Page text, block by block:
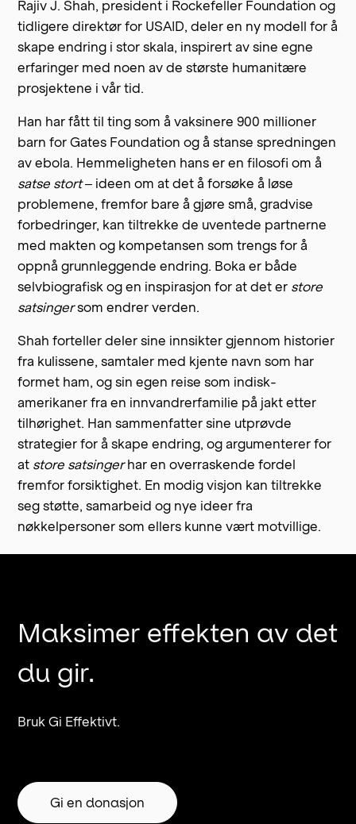
Rajiv J. Shah, president i Rockefeller Foundation og
tidligere direktør for USAID, deler en ny modell for å
skape endring i stor skala, inspirert av sine egne
erfaringer med noen av de største humanitære
prosjektene i vår tid.
Han har fått til ting som å vaksinere 900 millioner
barn for Gates Foundation og å stanse spredningen
av ebola. Hemmeligheten hans er en filosofi om å
satse stort– ideen om at det å forsøke å løse
problemene, fremfor bare å gjøre små, gradvise
forbedringer, kan tiltrekke de uventede partnerne
med makten og kompetansen som trengs for å
oppnå grunnleggende endring. Boka er både
selvbiografisk og en inspirasjon for at det er store
satsingersom endrer verden.
Shah forteller deler sine innsikter gjennom historier
fra kulissene, samtaler med kjente navn som har
formet ham, og sin egen reise som indisk-
amerikaner fra en innvandrerfamilie på jakt etter
tilhørighet. Han sammenfatter sine utprøvde
strategier for å skape endring, og argumenterer for
at store satsingerhar en overraskende fordel
fremfor forsiktighet. En modig visjon kan tiltrekke
seg støtte, samarbeid og nye ideer fra
nøkkelpersoner som ellers kunne vært motvillige.
Maksimer effekten av det
du gir.
Bruk Gi Effektivt.
Gi en donasjon